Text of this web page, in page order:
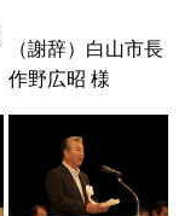
（謝辞）白山市長
作野広昭 様